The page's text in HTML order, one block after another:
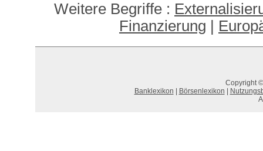
Weitere Begriffe :
Finanzierung
Copyright
Banklexikon
Börsenlexikon